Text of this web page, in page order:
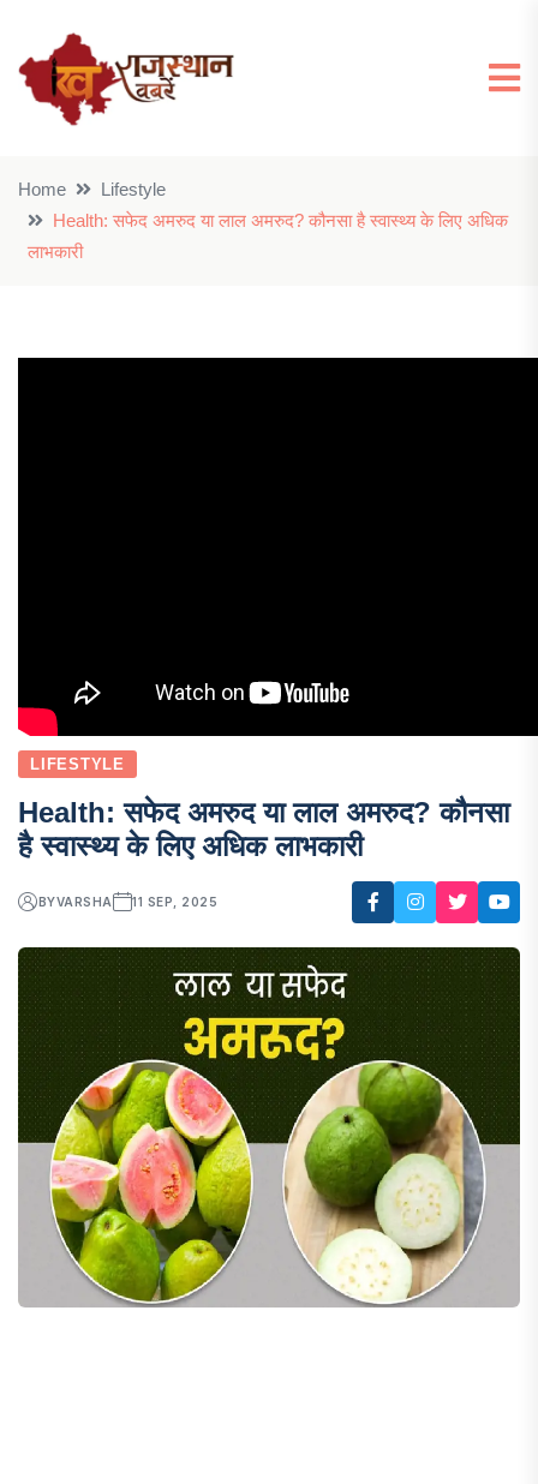
Home
Lifestyle
Health: सफेद अमरुद या लाल अमरुद? कौनसा है स्वास्थ्य के लिए अधिक
लाभकारी
LIFESTYLE
Health: सफेद अमरुद या लाल अमरुद? कौनसा
है स्वास्थ्य के लिए अधिक लाभकारी
BYVARSHA 11 SEP, 2025